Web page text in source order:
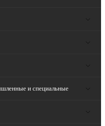
и специальные